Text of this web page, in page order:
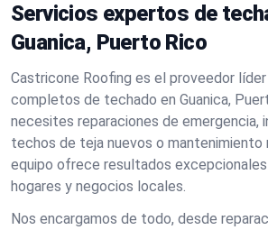
Servicios expertos de
Guanica, Puerto Rico
Castricone Roofing es el proveedor
completos de techado en Guanica,
necesites reparaciones de emergencia,
techos de teja nuevos o mantenimiento
equipo ofrece resultados
hogares y negocios locales.
Nos encargamos de todo, desde